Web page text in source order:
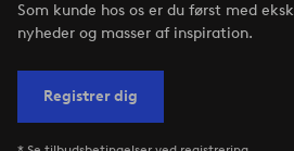
Som kunde hos os er du først med
nyheder og masser af inspiration.
Registrer dig